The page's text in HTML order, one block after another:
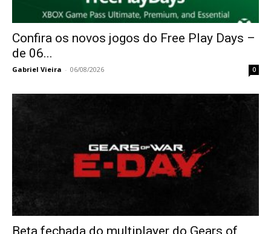
Confira os novos jogos do Free Play Days –
de 06...
Gabriel Vieira - 06/08/2026 0
Beta fechada do multiplayer do Gears of